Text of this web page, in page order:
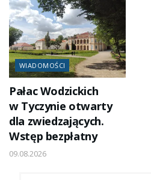
WIADOMOŚCI
Pałac Wodzickich
w Tyczynie otwarty
dla zwiedzających.
Wstęp bezpłatny
09.08.2026